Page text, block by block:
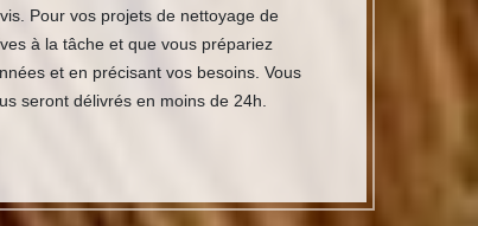
Pour vos projets de nettoyage de
à la tâche et que vous prépariez
et en précisant vos besoins. Vous
seront délivrés en moins de 24h.